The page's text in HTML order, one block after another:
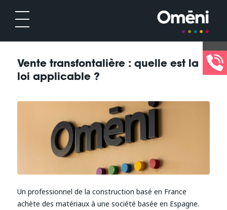
Vente transfontalière : quelle est la
loi applicable ?
Un professionnel de la construction basé en France
achète des matériaux à une société basée en Espagne.